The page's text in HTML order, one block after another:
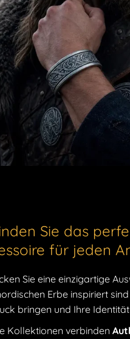
einen authentischen
Vielseitigkeit
: Ideal für
historische
Zubehör
: Kann mit
werden, um einen
Sie das
für jeden
Sie eine einzigartige
Erbe inspiriert
bringen und Ihre
Kollektionen verbinden